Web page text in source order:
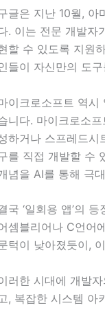
글은 지난 10월, 아
. 이는 전문 개발자
할 수 있도록 지원
들이 자신만의 도
이크로소프트 역시
니다. 마이크로소
하거나 스프레드시
를 직접 개발할 수
념을 AI를 통해 극
국 ‘일회용 앱’의
셈블리어나 C언어
턱이 낮아졌듯이,
러한 시대에 개발
, 복잡한 시스템 아